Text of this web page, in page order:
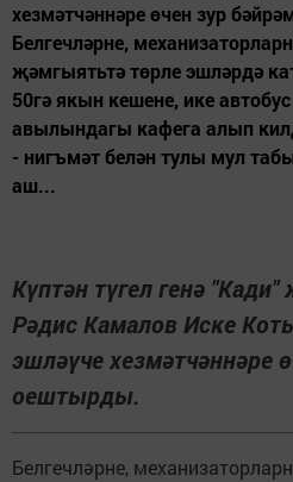
хезмәтчәннәре өчен зур
Белгечләрне,
җәмгыятьтә төрле эшләрдә
50гә якын кешене, ике
авылындагы кафега алып
- нигъмәт белән тулы мул
аш...
Күптән түгел генә
Рәдис Камалов Иске
эшләүче хезмәтчәннәре
оештырды.
Белгечләрне,